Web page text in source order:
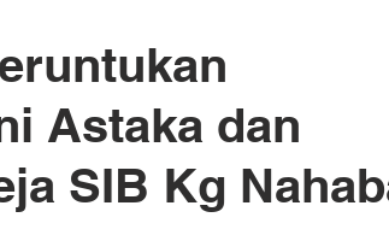
Astaka dan
SIB Kg